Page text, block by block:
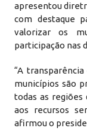
apresentou
com destaque
valorizar os
participação nas
“A
municípios são
todas as regiões
aos recursos
afirmou o